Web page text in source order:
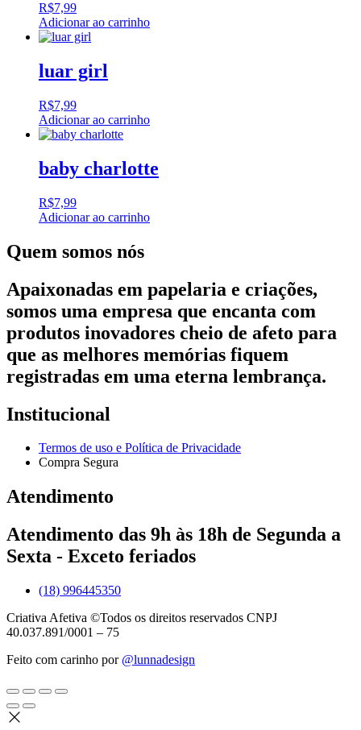
R$7,99
Adicionar ao carrinho
luar girl
R$7,99
Adicionar ao carrinho
baby charlotte
R$7,99
Adicionar ao carrinho
Quem somos nós
Apaixonadas em papelaria e criações,
somos uma empresa que encanta com
produtos inovadores cheio de afeto para
que as melhores memórias fiquem
registradas em uma eterna lembrança.
Institucional
Termos de uso e Política de Privacidade
Compra Segura
Atendimento
Atendimento das 9h às 18h de Segunda a
Sexta - Exceto feriados
(18) 996445350
Criativa Afetiva ©Todos os direitos reservados CNPJ
40.037.891/0001 – 75
Feito com carinho por @lunnadesign